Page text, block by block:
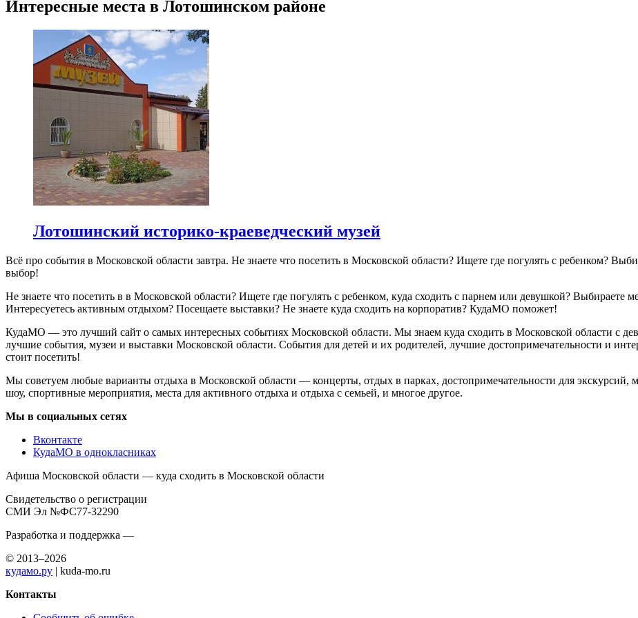
Интересные места в Лотошинском районе
Лотошинский историко-краеведческий музей
Всё про события в Московской области завтра. Не знаете что посетить в Московской области? Ищете где погулять с ребенком?
выбор!
Не знаете что посетить в в Московской области? Ищете где погулять с ребенком, куда сходить с парнем или девушкой? Выбираете
Интересуетесь активным отдыхом? Посещаете выставки? Не знаете куда сходить на корпоратив? КудаМО поможет!
КудаМО — это лучший сайт о самых интересных событиях Московской области. Мы знаем куда сходить в Московской области с
лучшие события, музеи и выставки Московской области. События для детей и их родителей, лучшие достопримечательности и
стоит посетить!
Мы советуем любые варианты отдыха в Московской области — концерты, отдых в парках, достопримечательности для экскурсий,
шоу, спортивные мероприятия, места для активного отдыха и отдыха с семьей, и многое другое.
Мы в социальных сетях
Вконтакте
КудаМО в однокласниках
Афиша Московской области — куда сходить в Московской области
Свидетельство о регистрации
СМИ Эл №ФС77-32290
Разработка и поддержка —
© 2013–2026
кудамо.ру | kuda-mo.ru
Контакты